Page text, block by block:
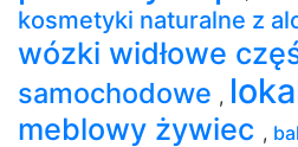
kosmetyki naturalne z
wózki widłowe
samochodowe ,
meblowy żywiec ,